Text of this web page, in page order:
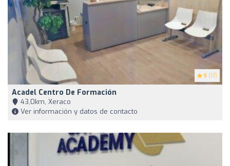
5 (17)
Acadel Centro De Formación
43,0km, Xeraco
Ver información y datos de contacto